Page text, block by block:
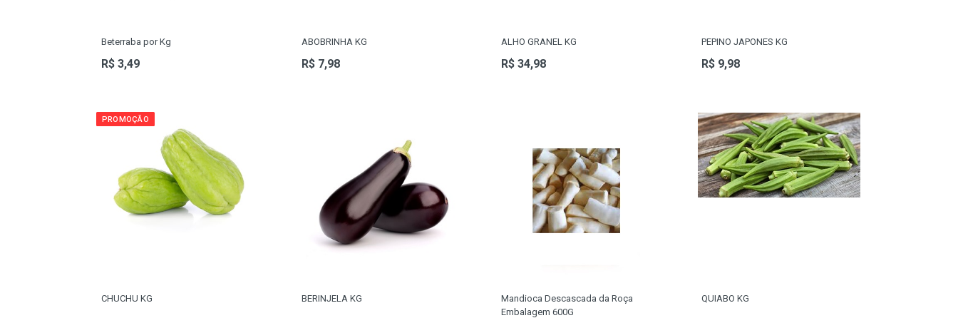
Beterraba por Kg
R$ 3,49
ABOBRINHA KG
R$ 7,98
ALHO GRANEL KG
R$ 34,98
PEPINO JAPONES KG
R$ 9,98
PROMOÇÃO
CHUCHU KG BERINJELA KG
Mandioca Descascada da Roça
Embalagem 600G
QUIABO KG